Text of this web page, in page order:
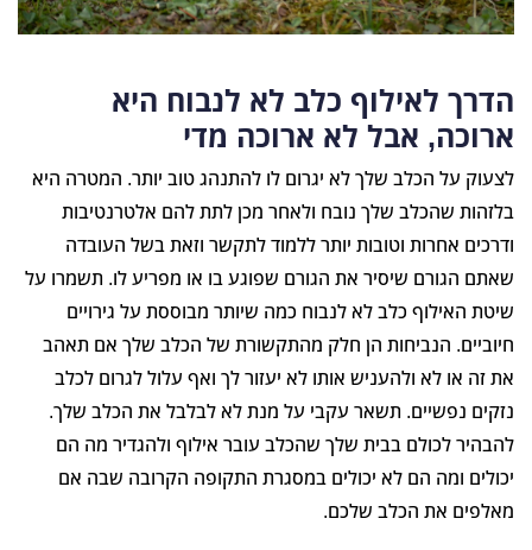
הדרך לאילוף כלב לא לנבוח היא
ארוכה, אבל לא ארוכה מדי
לצעוק על הכלב שלך לא יגרום לו להתנהג טוב יותר. המטרה היא
בלזהות שהכלב שלך נובח ולאחר מכן לתת להם אלטרנטיבות
ודרכים אחרות וטובות יותר ללמוד לתקשר וזאת בשל העובדה
שאתם הגורם שיסיר את הגורם שפוגע בו או מפריע לו. תשמרו על
שיטת האילוף כלב לא לנבוח כמה שיותר מבוססת על גירויים
חיוביים. הנביחות הן חלק מהתקשורת של הכלב שלך אם תאהב
את זה או לא ולהעניש אותו לא יעזור לך ואף עלול לגרום לכלב
נזקים נפשיים. תשאר עקבי על מנת לא לבלבל את הכלב שלך.
להבהיר לכולם בבית שלך שהכלב עובר אילוף ולהגדיר מה הם
יכולים ומה הם לא יכולים במסגרת התקופה הקרובה שבה אם
מאלפים את הכלב שלכם.